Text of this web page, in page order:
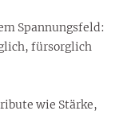
Spannungsfeld:
fürsorglich
wie Stärke,